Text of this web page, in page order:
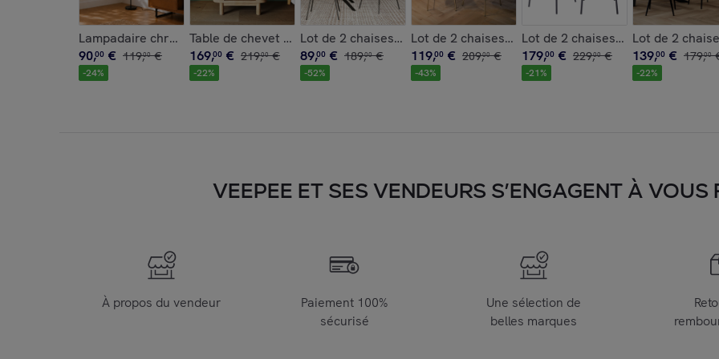
Lampadaire chrome en verre et métal - Brume
90,00 € 119,00 €
-24%
Table de chevet en bois massif et cannage - Antik
169,00 € 219,00 €
-22%
Lot de 2 chaises en velours noir - Mazzia
89,00 € 189,00 €
-52%
Lot de 2 chaises pour îlot central 65 cm en cuir
119,00 € 209,00 €
-43%
Lot de 2 chaises pour îlot central
179,00 € 229,00 €
-21%
Lot de 2
139,00 € 179,00
-22%
VEEPEE ET SES VENDEURS S’ENGAGENT À VOUS
À propos du vendeur
Paiement 100%
sécurisé
Une sélection de
belles marques